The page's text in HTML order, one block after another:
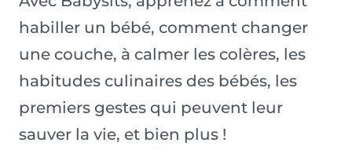
habiller un bébé, comment changer
une couche, à calmer les colères, les
habitudes culinaires des bébés, les
premiers gestes qui peuvent leur
sauver la vie, et bien plus !